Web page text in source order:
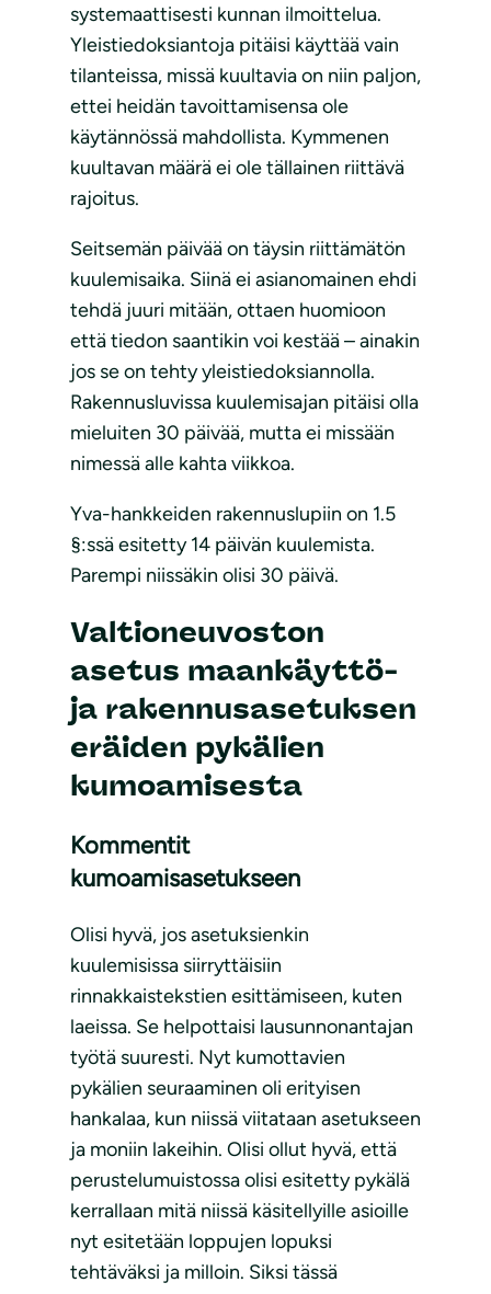
systemaattisesti kunnan ilmoittelua.
Yleistiedoksiantoja pitäisi käyttää vain
tilanteissa, missä kuultavia on niin paljon,
ettei heidän tavoittamisensa ole
käytännössä mahdollista. Kymmenen
kuultavan määrä ei ole tällainen riittävä
rajoitus.
Seitsemän päivää on täysin riittämätön
kuulemisaika. Siinä ei asianomainen ehdi
tehdä juuri mitään, ottaen huomioon
että tiedon saantikin voi kestää – ainakin
jos se on tehty yleistiedoksiannolla.
Rakennusluvissa kuulemisajan pitäisi olla
mieluiten 30 päivää, mutta ei missään
nimessä alle kahta viikkoa.
Yva-hankkeiden rakennuslupiin on 1.5
§:ssä esitetty 14 päivän kuulemista.
Parempi niissäkin olisi 30 päivä.
Valtioneuvoston
asetus maankäyttö-
ja rakennusasetuksen
eräiden pykälien
kumoamisesta
Kommentit
kumoamisasetukseen
Olisi hyvä, jos asetuksienkin
kuulemisissa siirryttäisiin
rinnakkaistekstien esittämiseen, kuten
laeissa. Se helpottaisi lausunnonantajan
työtä suuresti. Nyt kumottavien
pykälien seuraaminen oli erityisen
hankalaa, kun niissä viitataan asetukseen
ja moniin lakeihin. Olisi ollut hyvä, että
perustelumuistossa olisi esitetty pykälä
kerrallaan mitä niissä käsitellyille asioille
nyt esitetään loppujen lopuksi
tehtäväksi ja milloin. Siksi tässä